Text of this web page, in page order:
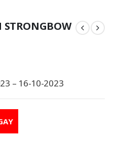
– 16-10-2023